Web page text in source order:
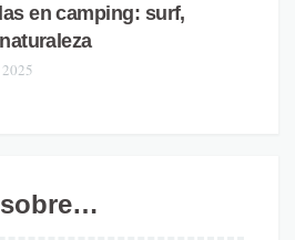
en camping: surf,